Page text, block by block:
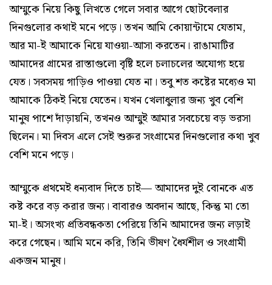
আম্মুকে নিয়ে কিছু লিখতে গেলে সবার আগে ছোটবেলার
দিনগুলোর কথাই মনে পড়ে। তখন আমি কোয়ান্টামে যেতাম,
আর মা-ই আমাকে নিয়ে যাওয়া-আসা করতেন। রাঙামাটির
আমাদের গ্রামের রাস্তাগুলো বৃষ্টি হলে চলাচলের অযোগ্য হয়ে
যেত। সবসময় গাড়িও পাওয়া যেত না। তবু শত কষ্টের মধ্যেও মা
আমাকে ঠিকই নিয়ে যেতেন। যখন খেলাধুলার জন্য খুব বেশি
মানুষ পাশে দাঁড়ায়নি, তখনও আম্মুই আমার সবচেয়ে বড় ভরসা
ছিলেন। মা দিবস এলে সেই শুরুর সংগ্রামের দিনগুলোর কথা খুব
বেশি মনে পড়ে।
আম্মুকে প্রথমেই ধন্যবাদ দিতে চাই— আমাদের দুই বোনকে এত
কষ্ট করে বড় করার জন্য। বাবারও অবদান আছে, কিন্তু মা তো
মা-ই। অসংখ্য প্রতিবন্ধকতা পেরিয়ে তিনি আমাদের জন্য লড়াই
করে গেছেন। আমি মনে করি, তিনি ভীষণ ধৈর্যশীল ও সংগ্রামী
একজন মানুষ।